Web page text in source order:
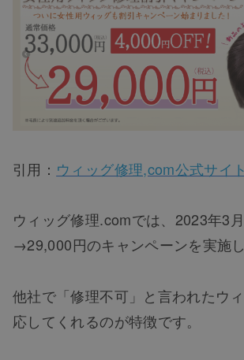
引用： ウィッグ修理,com公式サイト
ウィッグ修理.comでは、2023年3
→29,000円のキャンペーンを実施し
他社で「修理不可」と言われたウ
応してくれるのが特徴です。